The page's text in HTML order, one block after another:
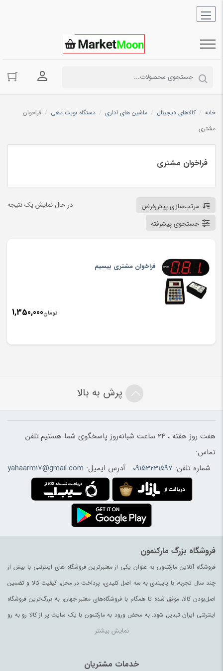
ورود به
خانه / کالاهای دیجیتال / ماشین های اداری / دستگاه نوبت دهی / فراخوان
مشتری
فراخوان مشتری
در حال نمایش یک نتیجه
مرتب‌سازی پیش‌فرض
جستجوی پیشرفته
فراخوان مشتری بیسیم
تومان1,350,000
پرش به بالا
هفت روز هفته ، 24 ساعت شبانه‌روز پاسخگوی شما هستیم.تلفن
تماس:
شماره تلفن: 09153231597 آدرس ایمیل: yahaarm17@gmail.com
فروشگاه بزرگ مارکتمون
فروشگاه آنلاین مارکتمون به عنوان یکی از معتبرترین فروشگاه های اینترنتی با بیش از
چند سال تجربه، با پایبندی به سه اصل کلیدی، پرداخت در محل، کیفیت کالا و تضمین
اصل‌بودن کالا، موفق شده تا همگام با فروشگاه‌های معتبر جهان، به بزرگ‌ترین فروشگاه
اینترنتی ایران تبدیل شود. به محض ورود به مارکتمون با یک سایت پر از کالا رو به رو
می‌شوید. هر آنچه که نیاز دارید و به ذهن شما خطور می‌کند در اینجا پیدا خواهید کرد.
نمایش بیشتر
خدمات مشتریان